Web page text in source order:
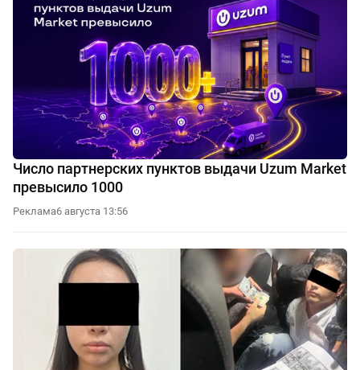
Число партнерских пунктов выдачи Uzum Market
превысило 1000
Реклама6 августа 13:56